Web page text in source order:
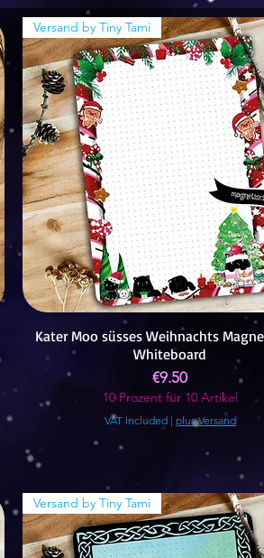
Versand by Tiny Tami
Kater Moo süsses Weihnachts
Whiteboard
Price
€9.50
10 Prozent für 10 Artikel
VAT Included| plus Versand
Versand by Tiny Tami